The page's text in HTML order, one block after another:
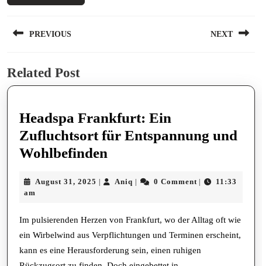
navigation
PREVIOUS
post:
NEXT
Related Post
Headspa Frankfurt: Ein
Zufluchtsort für Entspannung und
Wohlbefinden
Ein
für
Entspannung
und
August 31, 2025 August
| Aniq Aniq
| 0 Comment |
11:33
am
Im pulsierenden Herzen von Frankfurt, wo der Alltag oft wie
ein Wirbelwind aus Verpflichtungen und Terminen erscheint,
kann es eine Herausforderung sein, einen ruhigen